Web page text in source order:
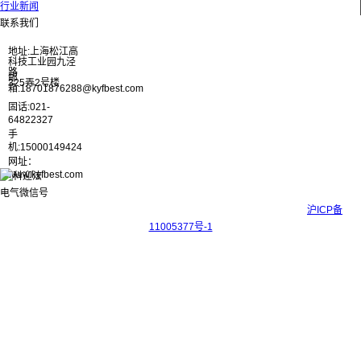
行业新闻
联系我们
地址:上海松江高
科技工业园九泾
路
325弄2号楼
邮
箱:18701876288@kyfbest.com
固话:021-
64822327
手
机:15000149424
网址：
www.kyfbest.com
沪ICP备
11005377号-1